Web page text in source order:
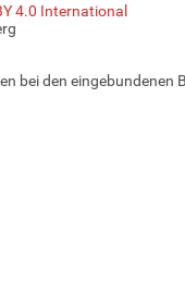
4.0 International
bei den eingebundenen